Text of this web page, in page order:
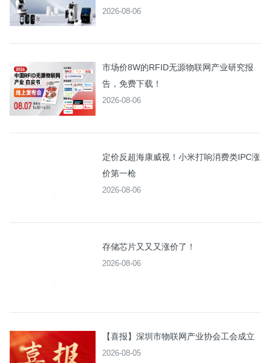
2026-08-06
市场价8W的RFID无源物联网产业研究报
告，免费下载！
2026-08-06
定价反超海康威视！小米打响消费类IPC涨
价第一枪
2026-08-06
存储芯片又又又涨价了！
2026-08-06
【喜报】深圳市物联网产业协会工会成立
2026-08-05